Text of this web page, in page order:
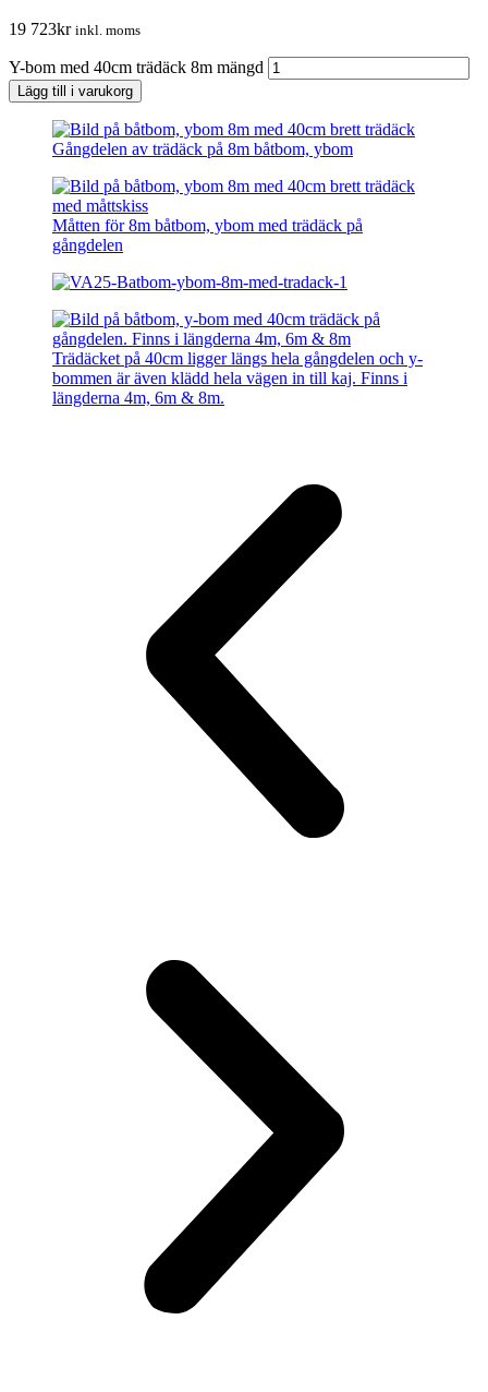
19 723kr inkl. moms
Y-bom med 40cm trädäck 8m mängd
Lägg till i varukorg
Gångdelen av trädäck på 8m båtbom, ybom
Måtten för 8m båtbom, ybom med trädäck på
gångdelen
Trädäcket på 40cm ligger längs hela gångdelen och y-
bommen är även klädd hela vägen in till kaj. Finns i
längderna 4m, 6m & 8m.